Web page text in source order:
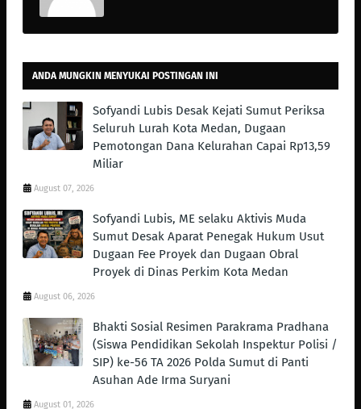
ANDA MUNGKIN MENYUKAI POSTINGAN INI
Sofyandi Lubis Desak Kejati Sumut Periksa
Seluruh Lurah Kota Medan, Dugaan
Pemotongan Dana Kelurahan Capai Rp13,59
Miliar
August 07, 2026
Sofyandi Lubis, ME selaku Aktivis Muda
Sumut Desak Aparat Penegak Hukum Usut
Dugaan Fee Proyek dan Dugaan Obral
Proyek di Dinas Perkim Kota Medan
August 06, 2026
Bhakti Sosial Resimen Parakrama Pradhana
(Siswa Pendidikan Sekolah Inspektur Polisi /
SIP) ke-56 TA 2026 Polda Sumut di Panti
Asuhan Ade Irma Suryani
August 01, 2026